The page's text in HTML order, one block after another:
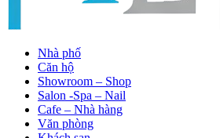
Nhà phố
Căn hộ
Showroom – Shop
Salon -Spa – Nail
Cafe – Nhà hàng
Văn phòng